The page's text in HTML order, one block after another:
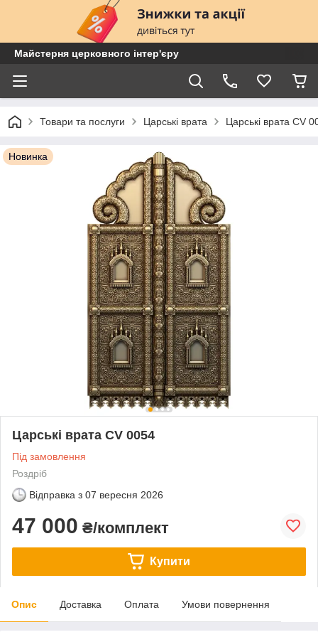
Майстерня церковного інтер'єру
Товари та послуги Царські врата Царські врата CV
Новинка
Царські врата CV 0054
Під замовлення
Роздріб
Відправка з 07 вересня 2026
47 000 ₴/комплект
Купити
Опис Доставка Оплата Умови повернення